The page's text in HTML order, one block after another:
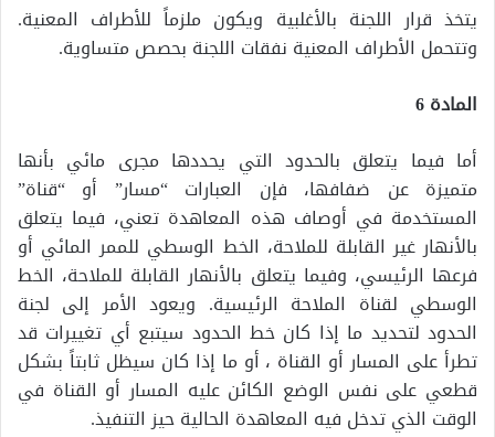
يتخذ قرار اللجنة بالأغلبية ويكون ملزماً للأطراف المعنية.
وتتحمل الأطراف المعنية نفقات اللجنة بحصص متساوية.
المادة 6
أما فيما يتعلق بالحدود التي يحددها مجرى مائي بأنها
متميزة عن ضفافها، فإن العبارات “مسار” أو “قناة”
المستخدمة في أوصاف هذه المعاهدة تعني، فيما يتعلق
بالأنهار غير القابلة للملاحة، الخط الوسطي للممر المائي أو
فرعها الرئيسي، وفيما يتعلق بالأنهار القابلة للملاحة، الخط
الوسطي لقناة الملاحة الرئيسية. ويعود الأمر إلى لجنة
الحدود لتحديد ما إذا كان خط الحدود سيتبع أي تغييرات قد
تطرأ على المسار أو القناة ، أو ما إذا كان سيظل ثابتاً بشكل
قطعي على نفس الوضع الكائن عليه المسار أو القناة في
الوقت الذي تدخل فيه المعاهدة الحالية حيز التنفيذ.